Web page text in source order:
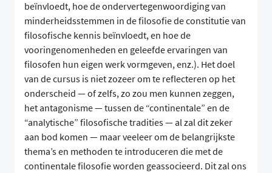
beïnvloedt, hoe de ondervertegenwoordiging van
minderheidsstemmen in de filosofie de constitutie van
filosofische kennis beïnvloedt, en hoe de
vooringenomenheden en geleefde ervaringen van
filosofen hun eigen werk vormgeven, enz.). Het doel
van de cursus is niet zozeer om te reflecteren op het
onderscheid — of zelfs, zo zou men kunnen zeggen,
het antagonisme — tussen de “continentale” en de
“analytische” filosofische tradities — al zal dit zeker
aan bod komen — maar veeleer om de belangrijkste
thema’s en methoden te introduceren die met de
continentale filosofie worden geassocieerd. Dit zal ons